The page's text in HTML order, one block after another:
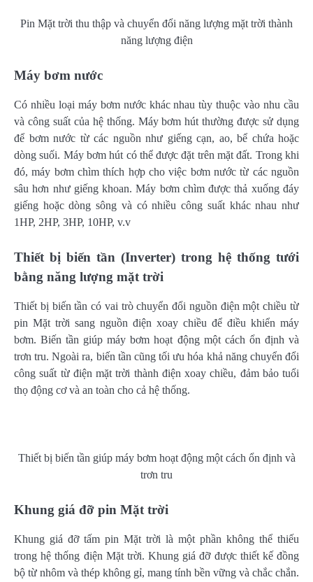
Pin Mặt trời thu thập và chuyển đổi năng lượng mặt trời thành
năng lượng điện
Máy bơm nước
Có nhiều loại máy bơm nước khác nhau tùy thuộc vào nhu cầu
và công suất của hệ thống. Máy bơm hút thường được sử dụng
để bơm nước từ các nguồn như giếng cạn, ao, bể chứa hoặc
dòng suối. Máy bơm hút có thể được đặt trên mặt đất. Trong khi
đó, máy bơm chìm thích hợp cho việc bơm nước từ các nguồn
sâu hơn như giếng khoan. Máy bơm chìm được thả xuống đáy
giếng hoặc dòng sông và có nhiều công suất khác nhau như
1HP, 2HP, 3HP, 10HP, v.v
Thiết bị biến tần (Inverter) trong hệ thống tưới
bằng năng lượng mặt trời
Thiết bị biến tần có vai trò chuyển đổi nguồn điện một chiều từ
pin Mặt trời sang nguồn điện xoay chiều để điều khiển máy
bơm. Biến tần giúp máy bơm hoạt động một cách ổn định và
trơn tru. Ngoài ra, biến tần cũng tối ưu hóa khả năng chuyển đổi
công suất từ điện mặt trời thành điện xoay chiều, đảm bảo tuổi
thọ động cơ và an toàn cho cả hệ thống.
Thiết bị biến tần giúp máy bơm hoạt động một cách ổn định và
trơn tru
Khung giá đỡ pin Mặt trời
Khung giá đỡ tấm pin Mặt trời là một phần không thể thiếu
trong hệ thống điện Mặt trời. Khung giá đỡ được thiết kế đồng
bộ từ nhôm và thép không gỉ, mang tính bền vững và chắc chắn.